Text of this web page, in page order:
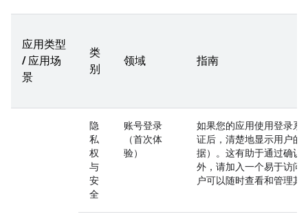
应用类型
/ 应用场
景
类
别
领域 指南
隐
私
权
与
安
全
账号登录
（首次体
验）
如果您的应用使用登录系
证后，清楚地显示用户的
据）。这有助于通过确认
外，请加入一个易于访问
户可以随时查看和管理其